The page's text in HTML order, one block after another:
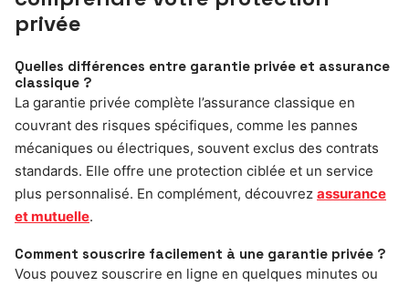
privée
Quelles différences entre garantie privée et assurance
classique ?
La garantie privée complète l’assurance classique en
couvrant des risques spécifiques, comme les pannes
mécaniques ou électriques, souvent exclus des contrats
standards. Elle offre une protection ciblée et un service
plus personnalisé. En complément, découvrez assurance
et mutuelle.
Comment souscrire facilement à une garantie privée ?
Vous pouvez souscrire en ligne en quelques minutes ou